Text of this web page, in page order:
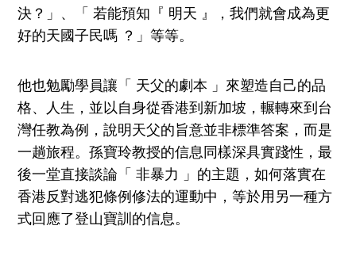
決？」、「 若能預知『 明天 』，我們就會成為更
好的天國子民嗎 ？」等等。
他也勉勵學員讓「 天父的劇本 」來塑造自己的品
格、人生，並以自身從香港到新加坡，輾轉來到台
灣任教為例，說明天父的旨意並非標準答案，而是
一趟旅程。孫寶玲教授的信息同樣深具實踐性，最
後一堂直接談論「 非暴力 」的主題，如何落實在
香港反對逃犯條例修法的運動中，等於用另一種方
式回應了登山寶訓的信息。